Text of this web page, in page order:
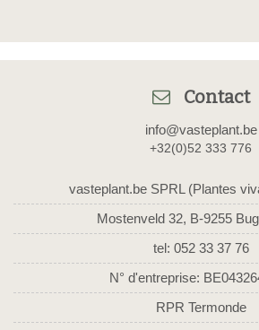
Contact
info@vasteplant.be
+32(0)52 333 776
vasteplant.be SPRL (Plantes
Mostenveld 32, B-9255
tel: 052 33 37 76
N° d'entreprise:
RPR Termonde